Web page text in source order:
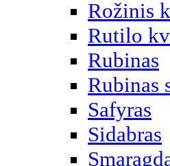
Rožinis
Rutilo
Rubinas
Rubinas
Safyras
Sidabras